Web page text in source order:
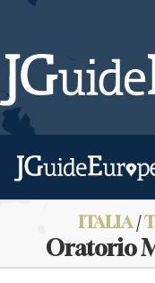
ITALIA/
Oratorio